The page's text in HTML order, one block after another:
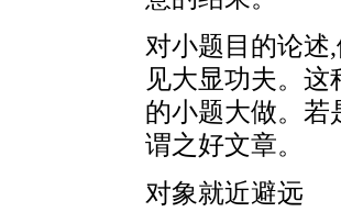
对小题目的论述
见大显功夫。
的小题大做。若
谓之好文章。
对象就近避远